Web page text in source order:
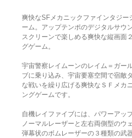
爽快なSFメカニックファインタジー
ーム。アップテンポのデジタルサウ
スクリーンで楽しめる爽快な縦画面
グゲーム。
宇宙警察レイムーンのレイム＝ガー
ブに乗り込み、宇宙要塞空間で宿敵
な戦いを繰り広げる爽快なＳＦメカ
ングゲームです。
自機レイファイブには、パワーアッ
ノーマルレーザーと左右両側型のウ
弾幕状のボムレーザーの３種類の武